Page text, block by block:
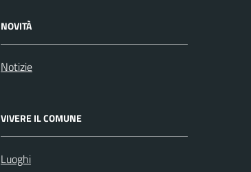
NOVITÀ
Notizie
VIVERE IL COMUNE
Luoghi